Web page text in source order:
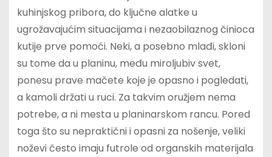
kuhinjskog pribora, do ključne alatke u
ugrožavajućim situacijama i nezaobilaznog činioca
kutije prve pomoći. Neki, a posebno mlađi, skloni
su tome da u planinu, među miroljubiv svet,
ponesu prave mačete koje je opasno i pogledati,
a kamoli držati u ruci. Za takvim oružjem nema
potrebe, a ni mesta u planinarskom rancu. Pored
toga što su nepraktični i opasni za nošenje, veliki
noževi često imaju futrole od organskih materijala